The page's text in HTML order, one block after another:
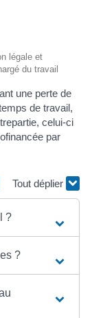
légale et
du travail
une perte de
de travail,
celui-ci
par
Tout déplier
?
?